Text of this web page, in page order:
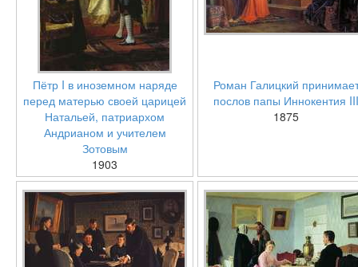
Пётр I в иноземном наряде
перед матерью своей царицей
Натальей, патриархом
Андрианом и учителем
Зотовым
1903
Роман Галицкий
послов папы Иннокентия III
1875